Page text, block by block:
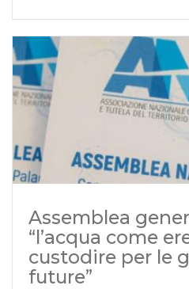
Assemblea
“l’acqua come
custodire per le
future”